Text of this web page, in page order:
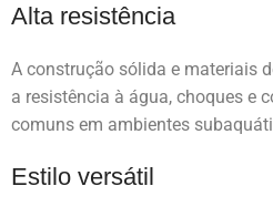
Alta resistência
A construção sólida e materiais
a resistência à água, choques e
comuns em ambientes
Estilo versátil